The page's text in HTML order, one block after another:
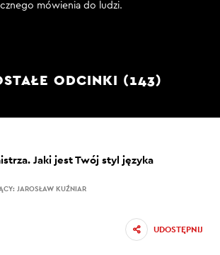
mówienia do ludzi.
ODCINKI (143)
Jaki jest Twój styl języka
JAROSŁAW KUŹNIAR
UDOSTĘPNIJ